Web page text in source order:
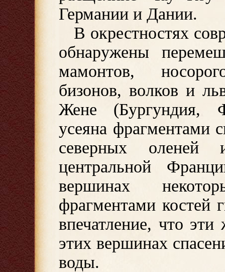
Германии и Дании.
В окрестностях
обнаружены
мамонтов,
бизонов, волков и
Жене (Бургундия,
усеяна фрагментами
северных
центральной
вершинах
фрагментами костей
впечатление, что
этих вершинах
воды.